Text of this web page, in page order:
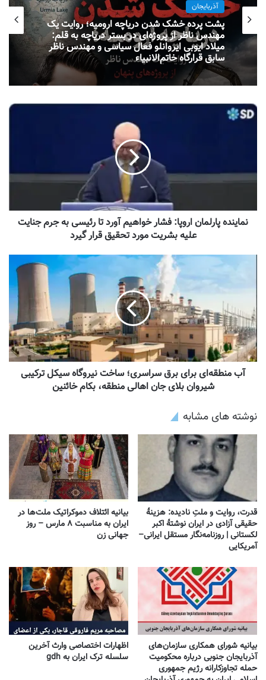
آذربایجان
پشت پرده خشک شدن دریاچه ارومیه؛ روایت یک
مهندس ناظر از پروژه‌ای در بستر دریاچه به قلم:
میلاد ایوبی ایروانلو فعال سیاسی و مهندس ناظر
سابق قرارگاه خاتم‌الانبیاء
نماینده پارلمان اروپا: فشار خواهیم آورد تا رئیسی به جرم جنایت
علیه بشریت مورد تحقیق قرار گیرد
آب منطقه‌ای برای برق سراسری؛ ساخت نیروگاه سیکل ترکیبی
شیروان بلای جان اهالی منطقه، بکام خائنین
نوشته های مشابه
قدرت، روایت و ملتِ نادیده: هزینهٔ
حقیقی آزادی در ایران نوشتهٔ اکبر
لکستانی | روزنامه‌نگار مستقل ایرانی–
آمریکایی
بیانیه ائتلاف دموکراتیک ملت‌ها در
ایران به مناسبت ۸ مارس – روز
جهانی زن
بیانیه شورای همکاری سازمان‌های
آذربایجان جنوبی درباره محکومیت
حمله تجاوزکارانه رژیم جمهوری
اظهارات اختصاصی وارث آخرین
سلسله ترک ایران به gdh